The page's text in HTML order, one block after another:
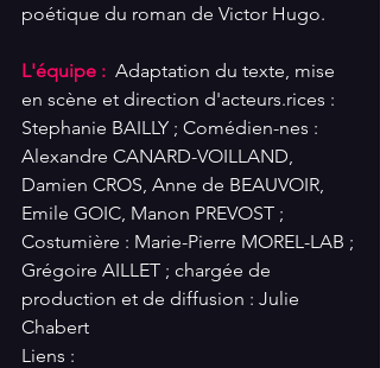
poétique du roman de Victor Hugo.
L'équipe : Adaptation du texte, mise
en scène et direction d'acteurs.rices :
Stephanie BAILLY ; Comédien-nes :
Alexandre CANARD-VOILLAND,
Damien CROS, Anne de BEAUVOIR,
Emile GOIC, Manon PREVOST ;
Costumière : Marie-Pierre MOREL-LAB ;
Grégoire AILLET ; chargée de
production et de diffusion : Julie
Chabert
Liens :